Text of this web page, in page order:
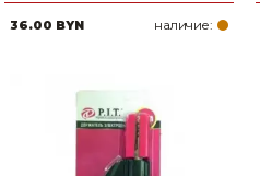
36.00 BYN наличие: